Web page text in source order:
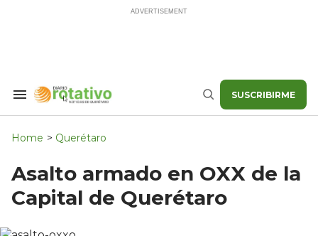
Search
Navigation
Buscar SUSCRIBIRME
Home > Querétaro
Asalto armado en OXX de la
Capital de Querétaro